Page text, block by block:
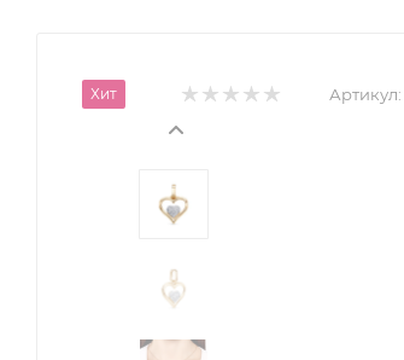
Хит Артикул: